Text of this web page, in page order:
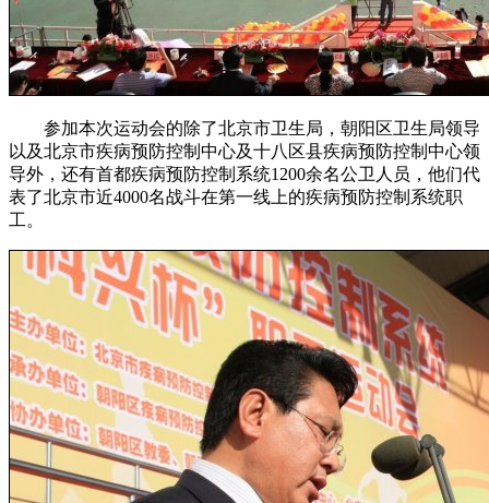
参加本次运动会的除了北京市卫生局，朝阳区卫生局领导
以及北京市疾病预防控制中心及十八区县疾病预防控制中心领
导外，还有首都疾病预防控制系统1200余名公卫人员，他们代
表了北京市近4000名战斗在第一线上的疾病预防控制系统职
工。